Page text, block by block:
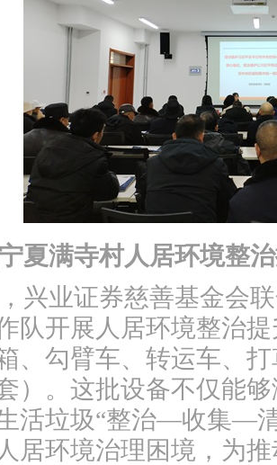
夏满寺村人居环境整
兴业证券慈善基金会
队开展人居环境整治
、勾臂车、转运车、
）。这批设备不仅能
活垃圾“整治—收集—
居环境治理困境，为